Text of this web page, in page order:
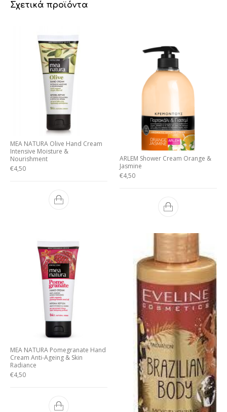
Σχετικά προϊόντα
MEA NATURA Olive Hand Cream
Intensive Moisture &
Nourishment
€4,50
ARLEM Shower Cream Orange &
Jasmine
€4,50
MEA NATURA Pomegranate Hand
Cream Anti-Ageing & Skin
Radiance
€4,50